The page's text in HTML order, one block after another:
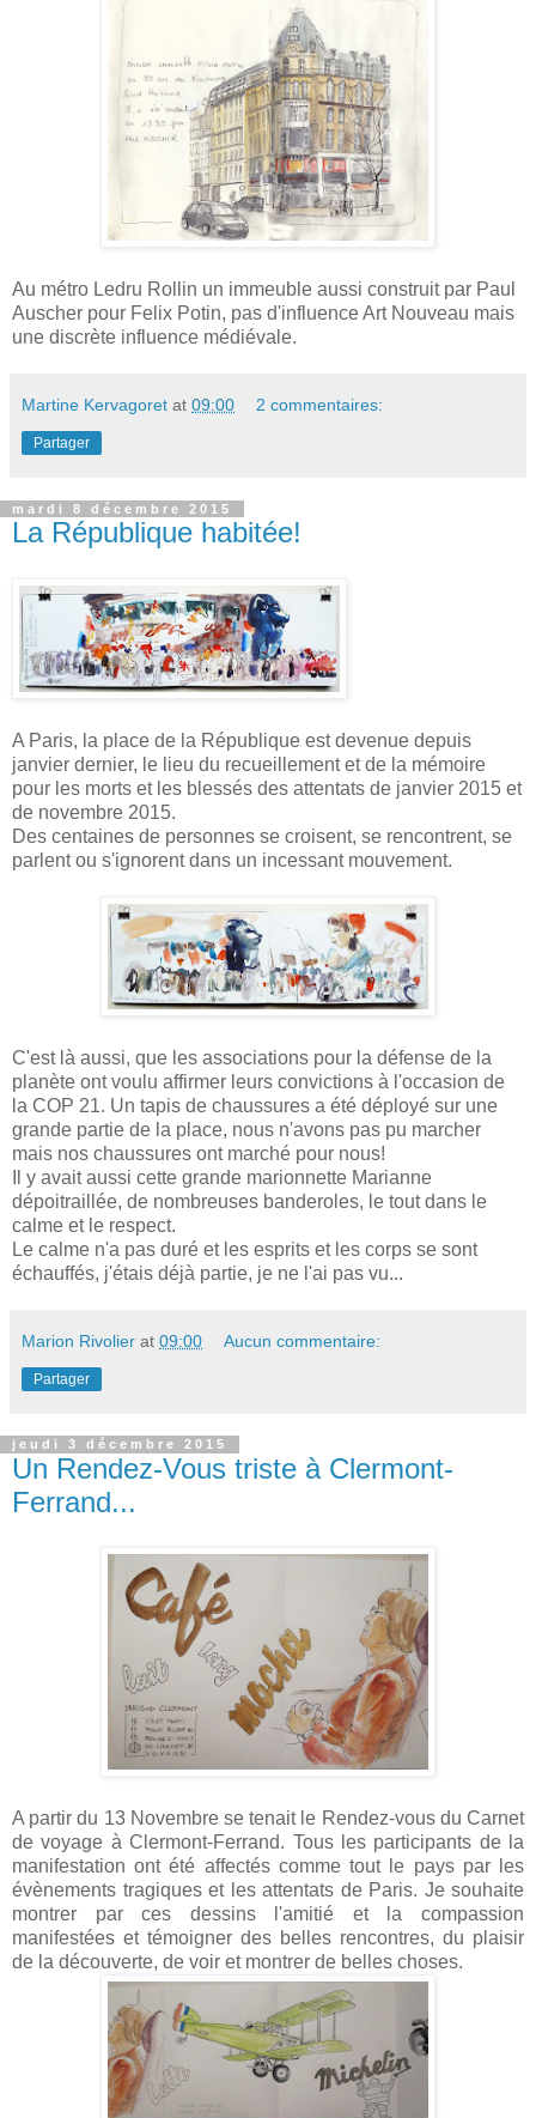
Au métro Ledru Rollin un immeuble aussi construit par Paul
Auscher pour Felix Potin, pas d'influence Art Nouveau mais
une discrète influence médiévale .
Martine Kervagoret at 09:00 2 commentaires:
Partager
mardi 8 décembre 2015
La République habitée!
A Paris, la place de la République est devenue depuis
janvier dernier, le lieu du recueillement et de la mémoire
pour les morts et les blessés des attentats de janvier 2015 et
de novembre 2015.
Des centaines de personnes se croisent, se rencontrent, se
parlent ou s'ignorent dans un incessant mouvement.
C'est là aussi, que les associations pour la défense de la
planète ont voulu affirmer leurs convictions à l'occasion de
la COP 21. Un tapis de chaussures a été déployé sur une
grande partie de la place, nous n'avons pas pu marcher
mais nos chaussures ont marché pour nous!
Il y avait aussi cette grande marionnette Marianne
dépoitraillée, de nombreuses banderoles, le tout dans le
calme et le respect.
Le calme n'a pas duré et les esprits et les corps se sont
échauffés, j'étais déjà partie, je ne l'ai pas vu...
Marion Rivolier at 09:00 Aucun commentaire:
Partager
jeudi 3 décembre 2015
Un Rendez-Vous triste à Clermont-
Ferrand...
A partir du 13 Novembre se tenait le Rendez-vous du Carnet
de voyage à Clermont-Ferrand. Tous les participants de la
manifestation ont été affectés comme tout le pays par les
évènements tragiques et les attentats de Paris. Je souhaite
montrer par ces dessins l'amitié et la compassion
manifestées et témoigner des belles rencontres, du plaisir
de la découverte, de voir et montrer de belles choses.